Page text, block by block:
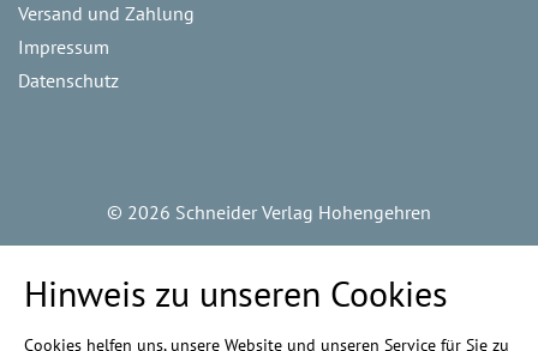
Versand und Zahlung
Impressum
Datenschutz
© 2026 Schneider Verlag Hohengehren
Hinweis zu unseren Cookies
Cookies helfen uns, unsere Website und unseren Service für Sie zu